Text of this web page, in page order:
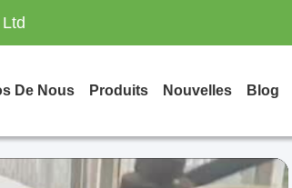
De Nous Produits Nouvelles Blog